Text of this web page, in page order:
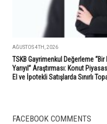
AĞUSTOS 4TH, 2026
TSKB Gayrimenkul Değerleme
Yarıyıl” Araştırması: Konut
El ve İpotekli Satışlarda Sınırlı
FACEBOOK COMMENTS